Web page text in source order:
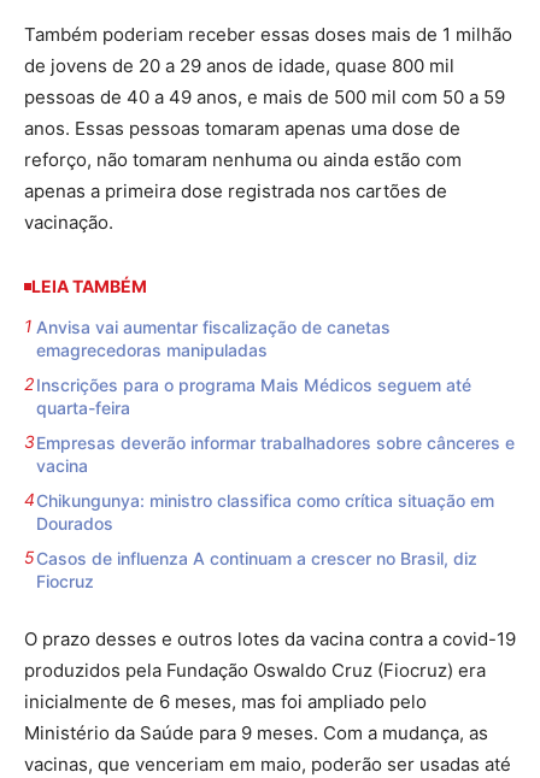
Também poderiam receber essas doses mais de 1 milhão
de jovens de 20 a 29 anos de idade, quase 800 mil
pessoas de 40 a 49 anos, e mais de 500 mil com 50 a 59
anos. Essas pessoas tomaram apenas uma dose de
reforço, não tomaram nenhuma ou ainda estão com
apenas a primeira dose registrada nos cartões de
vacinação.
LEIA TAMBÉM
Anvisa vai aumentar fiscalização de canetas
emagrecedoras manipuladas
Inscrições para o programa Mais Médicos seguem até
quarta-feira
Empresas deverão informar trabalhadores sobre cânceres e
vacina
Chikungunya: ministro classifica como crítica situação em
Dourados
Casos de influenza A continuam a crescer no Brasil, diz
Fiocruz
O prazo desses e outros lotes da vacina contra a covid-19
produzidos pela Fundação Oswaldo Cruz (Fiocruz) era
inicialmente de 6 meses, mas foi ampliado pelo
Ministério da Saúde para 9 meses. Com a mudança, as
vacinas, que venceriam em maio, poderão ser usadas até